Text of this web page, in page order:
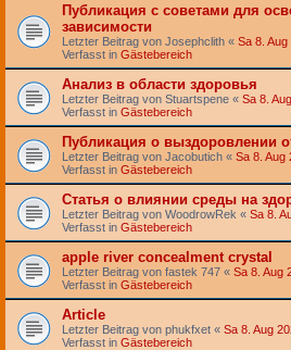
Публикация с советами для
зависимости
Letzter Beitrag von Josephclith « Sa 8.
Verfasst in Gästebereich
Анализ в области здоровья
Letzter Beitrag von Stuartspene « Sa 8.
Verfasst in Gästebereich
Публикация о выздоровлении
Letzter Beitrag von Jacobutich « Sa 8. Aug
Verfasst in Gästebereich
Статья о влиянии среды на
Letzter Beitrag von WoodrowRek « Sa 8.
Verfasst in Gästebereich
apple river concealment crystal
Letzter Beitrag von fastek 747 « Sa 8. Aug
Verfasst in Gästebereich
Article
Letzter Beitrag von phukfxet « Sa 8. Aug
Verfasst in Gästebereich